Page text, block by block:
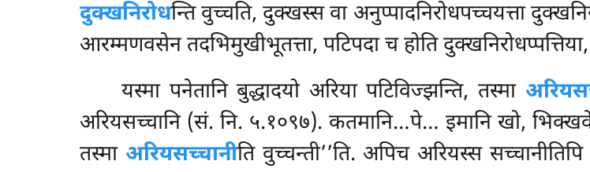
दुक्खनिरोधन्ति वुच्चति, दुक्खस्स वा अनुप्पादनिरोधपच्चयत्ता
आरम्मणवसेन तदभिमुखीभूतत्ता, पटिपदा च होति
यस्मा पनेतानि बुद्धादयो अरिया पटिविज्झन्ति, तस्मा
अरियसच्चानि (सं. नि. ५.१०९७). कतमानि…पे… इमानि खो, भिक्खवे,
तस्मा अरियसच्चानीति वुच्चन्ती’’ति. अपिच अरियस्स